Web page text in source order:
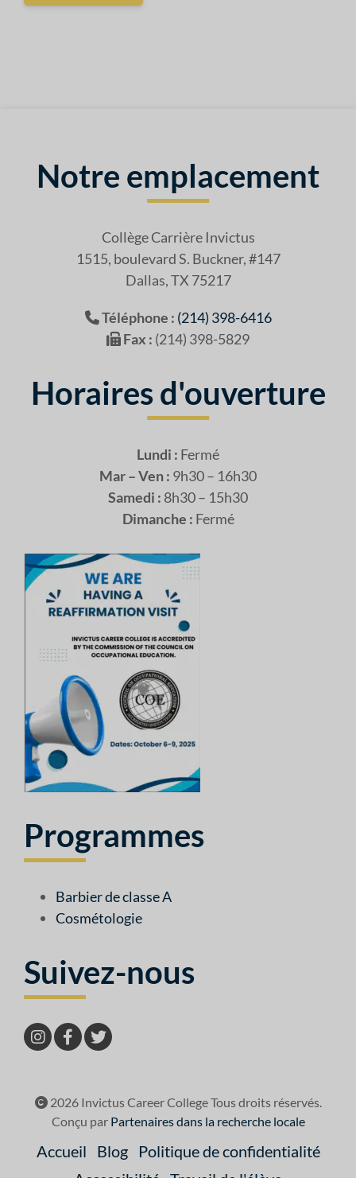
Notre emplacement
Collège Carrière Invictus
1515, boulevard S. Buckner, #147
Dallas, TX 75217
Téléphone : (214) 398-6416
Fax : (214) 398-5829
Horaires d'ouverture
Lundi : Fermé
Mar – Ven : 9h30 – 16h30
Samedi : 8h30 – 15h30
Dimanche : Fermé
Programmes
Barbier de classe A
Cosmétologie
Suivez-nous
2026 Invictus Career College Tous droits réservés.
Conçu par Partenaires dans la recherche locale
Accueil Blog
Politique de confidentialité